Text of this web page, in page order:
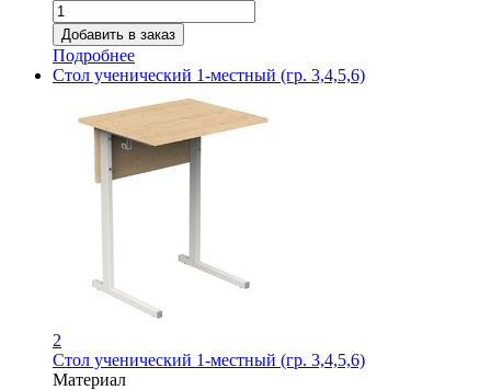
Подробнее
Стол ученический 1-местный (гр. 3,4,5,6)
2
Стол ученический 1-местный (гр. 3,4,5,6)
Материал